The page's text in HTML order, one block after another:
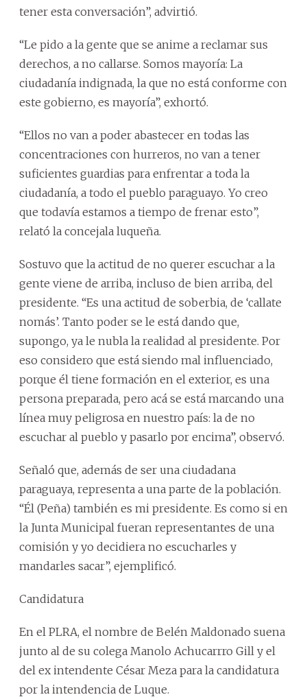
tener esta conversación”, advirtió.
“Le pido a la gente que se anime a reclamar sus
derechos, a no callarse. Somos mayoría: La
ciudadanía indignada, la que no está conforme con
este gobierno, es mayoría”, exhortó.
“Ellos no van a poder abastecer en todas las
concentraciones con hurreros, no van a tener
suficientes guardias para enfrentar a toda la
ciudadanía, a todo el pueblo paraguayo. Yo creo
que todavía estamos a tiempo de frenar esto”,
relató la concejala luqueña.
Sostuvo que la actitud de no querer escuchar a la
gente viene de arriba, incluso de bien arriba, del
presidente. “Es una actitud de soberbia, de ‘callate
nomás’. Tanto poder se le está dando que,
supongo, ya le nubla la realidad al presidente. Por
eso considero que está siendo mal influenciado,
porque él tiene formación en el exterior, es una
persona preparada, pero acá se está marcando una
línea muy peligrosa en nuestro país: la de no
escuchar al pueblo y pasarlo por encima”, observó.
Señaló que, además de ser una ciudadana
paraguaya, representa a una parte de la población.
“Él (Peña) también es mi presidente. Es como si en
la Junta Municipal fueran representantes de una
comisión y yo decidiera no escucharles y
mandarles sacar”, ejemplificó.
Candidatura
En el PLRA, el nombre de Belén Maldonado suena
junto al de su colega Manolo Achucarrro Gill y el
del ex intendente César Meza para la candidatura
por la intendencia de Luque.